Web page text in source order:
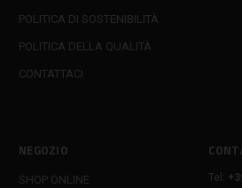
POLITICA DI SOSTENIBILITÀ
POLITICA DELLA QUALITÀ
CONTATTACI
NEGOZIO
SHOP ONLINE Tel: